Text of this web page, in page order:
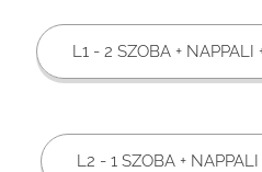
L1 - 2 SZOBA + NAPPALI
L2 - 1 SZOBA +